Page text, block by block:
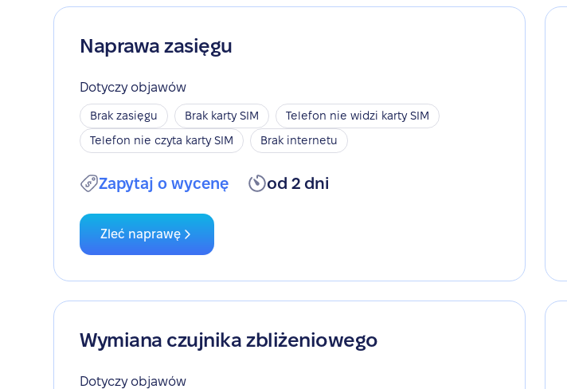
Naprawa zasięgu
Dotyczy objawów
Brak zasięgu Brak karty SIM
Telefon nie widzi karty SIM
Telefon nie czyta karty SIM
Brak internetu
Zapytaj o wycenę od 2 dni
Zleć naprawę
Wymiana czujnika zbliżeniowego
Dotyczy objawów